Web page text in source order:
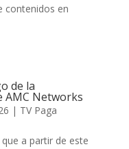
contenidos en
de la
AMC Networks
| TV Paga
a partir de este